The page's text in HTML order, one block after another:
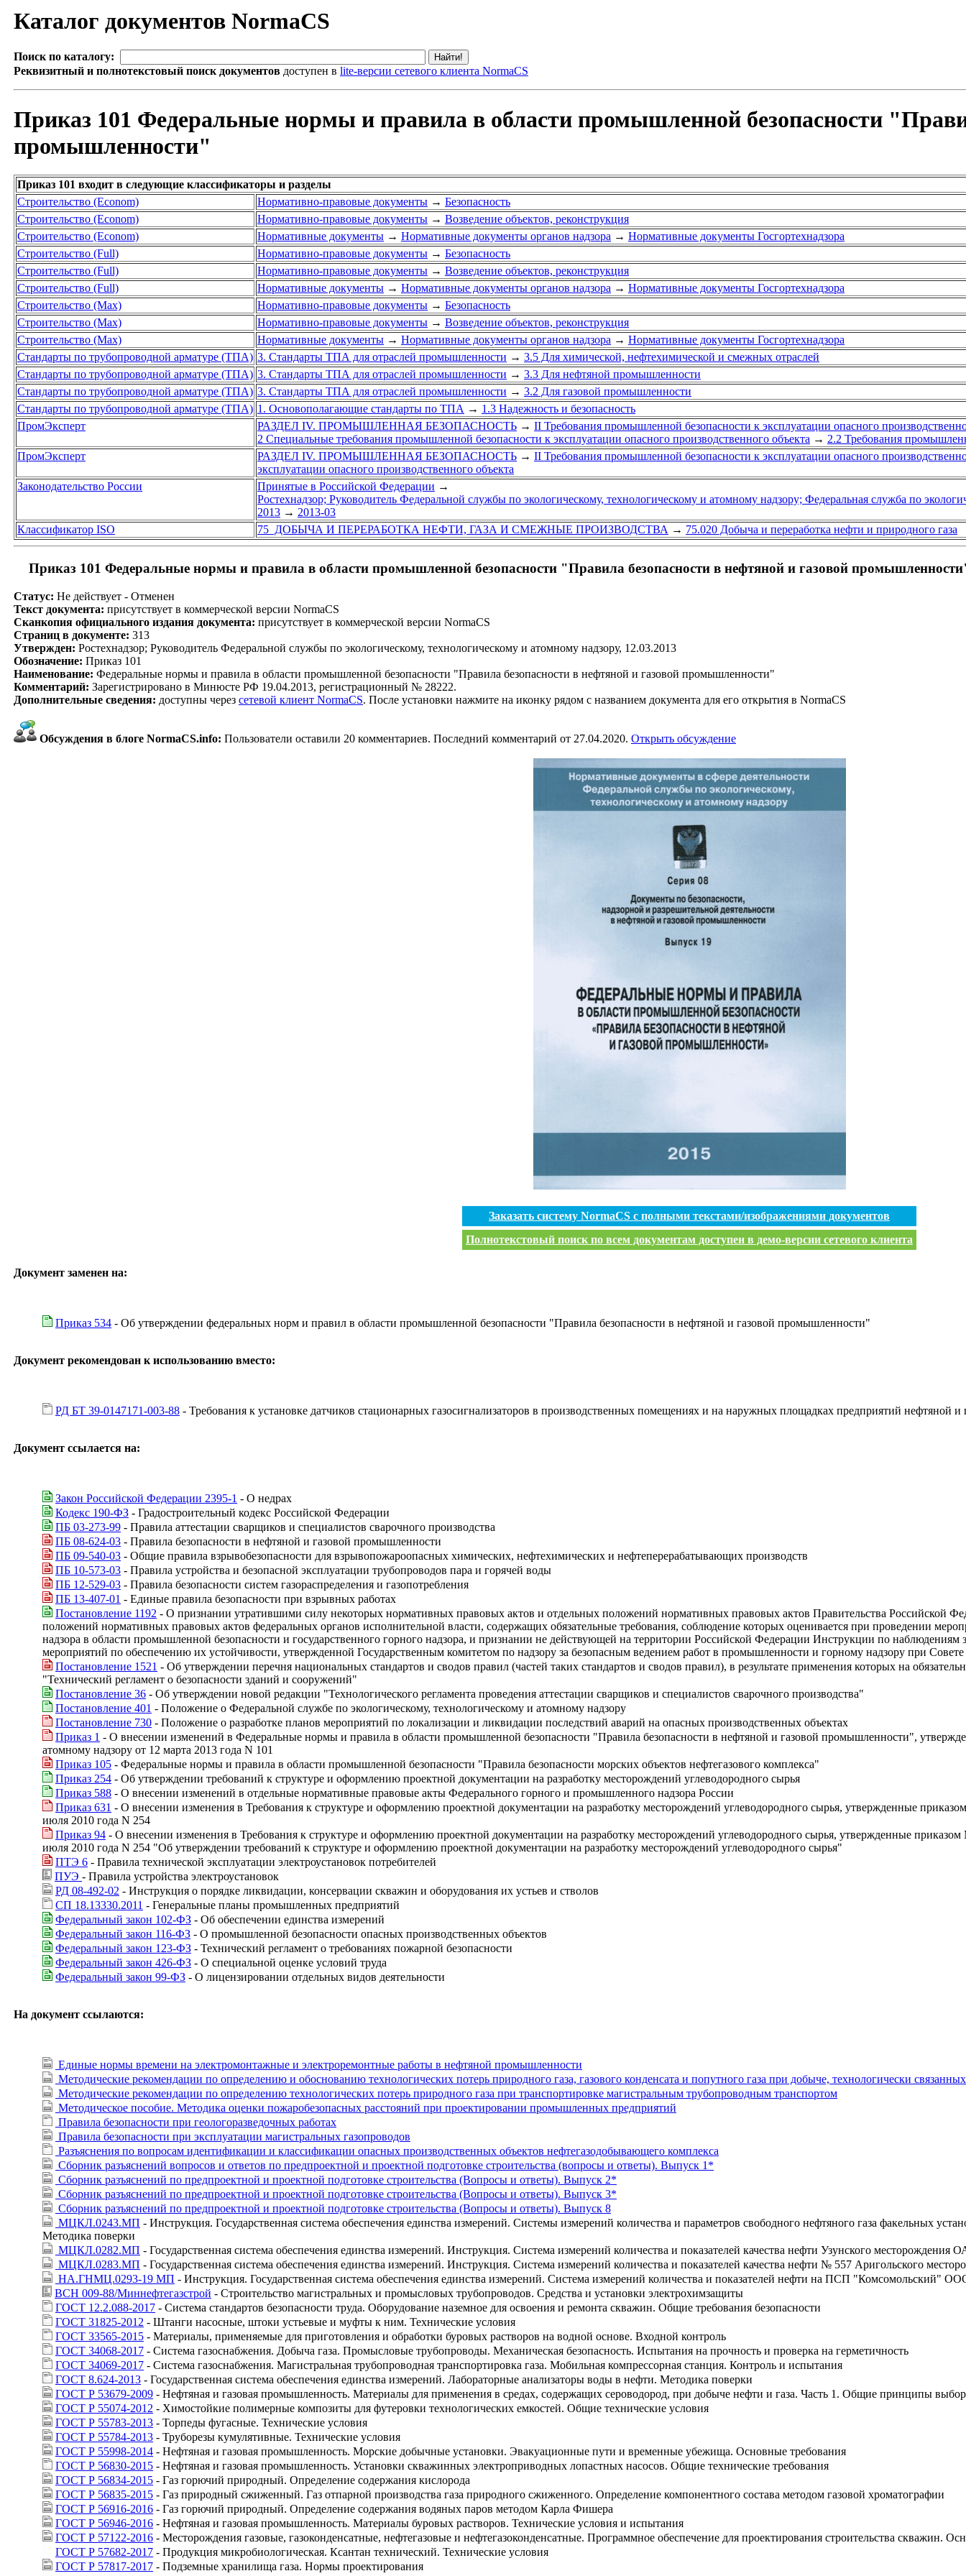
Каталог документов NormaCS
Поиск по каталогу:
Реквизитный и полнотекстовый поиск документов доступен в lite-версии сетевого клиента NormaCS
Приказ 101 Федеральные нормы и правила в области промышленной безопасности
промышленности"
Приказ 101 входит в следующие классификаторы и разделы
Строительство (Econom)
Нормативно-правовые документы → Безопасность
Строительство (Econom)
Нормативно-правовые документы → Возведение объектов, реконструкция
Строительство (Econom)
Нормативные документы → Нормативные документы органов надзора → Нормативные документы Госгортехнадзора
Строительство (Full)
Нормативно-правовые документы → Безопасность
Строительство (Full)
Нормативно-правовые документы → Возведение объектов, реконструкция
Строительство (Full)
Нормативные документы → Нормативные документы органов надзора → Нормативные документы Госгортехнадзора
Строительство (Max)
Нормативно-правовые документы → Безопасность
Строительство (Max)
Нормативно-правовые документы → Возведение объектов, реконструкция
Строительство (Max)
Нормативные документы → Нормативные документы органов надзора → Нормативные документы Госгортехнадзора
Стандарты по трубопроводной арматуре (ТПА) 3. Стандарты ТПА для отраслей промышленности → 3.5 Для химической, нефтехимической и смежных отраслей
Стандарты по трубопроводной арматуре (ТПА) 3. Стандарты ТПА для отраслей промышленности → 3.3 Для нефтяной промышленности
Стандарты по трубопроводной арматуре (ТПА) 3. Стандарты ТПА для отраслей промышленности → 3.2 Для газовой промышленности
Стандарты по трубопроводной арматуре (ТПА) 1. Основополагающие стандарты по ТПА → 1.3 Надежность и безопасность
ПромЭксперт
РАЗДЕЛ IV. ПРОМЫШЛЕННАЯ БЕЗОПАСНОСТЬ → II Требования промышленной безопасности к эксплуатации опасного
2 Специальные требования промышленной безопасности к эксплуатации опасного производственного объекта → 2.2 Требования
ПромЭксперт
РАЗДЕЛ IV. ПРОМЫШЛЕННАЯ БЕЗОПАСНОСТЬ → II Требования промышленной безопасности к эксплуатации опасного
эксплуатации опасного производственного объекта
Законодательство России
Принятые в Российской Федерации →
Ростехнадзор; Руководитель Федеральной службы по экологическому, технологическому и атомному надзору; Федеральная служба по
2013 → 2013-03
Классификатор ISO
75 ДОБЫЧА И ПЕРЕРАБОТКА НЕФТИ, ГАЗА И СМЕЖНЫЕ ПРОИЗВОДСТВА → 75.020 Добыча и переработка нефти и природного газа
Приказ 101 Федеральные нормы и правила в области промышленной безопасности "Правила безопасности в нефтяной и газовой
Статус: Не действует - Отменен
Текст документа: присутствует в коммерческой версии NormaCS
Сканкопия официального издания документа: присутствует в коммерческой версии NormaCS
Страниц в документе: 313
Утвержден: Ростехнадзор; Руководитель Федеральной службы по экологическому, технологическому и атомному надзору, 12.03.2013
Обозначение: Приказ 101
Наименование: Федеральные нормы и правила в области промышленной безопасности "Правила безопасности в нефтяной и газовой промышленности"
Комментарий: Зарегистрировано в Минюсте РФ 19.04.2013, регистрационный № 28222.
Дополнительные сведения: доступны через сетевой клиент NormaCS. После установки нажмите на иконку рядом с названием документа для его открытия в NormaCS
Обсуждения в блоге NormaCS.info: Пользователи оставили 20 комментариев. Последний комментарий от 27.04.2020. Открыть обсуждение
Заказать систему NormaCS с полными текстами/изображениями документов
Полнотекстовый поиск по всем документам доступен в демо-версии сетевого клиента
Документ заменен на:
Приказ 534 - Об утверждении федеральных норм и правил в области промышленной безопасности "Правила безопасности в нефтяной и газовой промышленности"
Документ рекомендован к использованию вместо:
РД БТ 39-0147171-003-88 - Требования к установке датчиков стационарных газосигнализаторов в производственных помещениях и на наружных площадках предприятий нефтяной
Документ ссылается на:
Закон Российской Федерации 2395-1 - О недрах
Кодекс 190-ФЗ - Градостроительный кодекс Российской Федерации
ПБ 03-273-99 - Правила аттестации сварщиков и специалистов сварочного производства
ПБ 08-624-03 - Правила безопасности в нефтяной и газовой промышленности
ПБ 09-540-03 - Общие правила взрывобезопасности для взрывопожароопасных химических, нефтехимических и нефтеперерабатывающих производств
ПБ 10-573-03 - Правила устройства и безопасной эксплуатации трубопроводов пара и горячей воды
ПБ 12-529-03 - Правила безопасности систем газораспределения и газопотребления
ПБ 13-407-01 - Единые правила безопасности при взрывных работах
Постановление 1192 - О признании утратившими силу некоторых нормативных правовых актов и отдельных положений нормативных правовых актов Правительства Российской
положений нормативных правовых актов федеральных органов исполнительной власти, содержащих обязательные требования, соблюдение которых оценивается при проведении
надзора в области промышленной безопасности и государственного горного надзора, и признании не действующей на территории Российской Федерации Инструкции по наблюдениям
мероприятий по обеспечению их устойчивости, утвержденной Государственным комитетом по надзору за безопасным ведением работ в промышленности и горному надзору при
Постановление 1521 - Об утверждении перечня национальных стандартов и сводов правил (частей таких стандартов и сводов правил), в результате применения которых на
"Технический регламент о безопасности зданий и сооружений"
Постановление 36 - Об утверждении новой редакции "Технологического регламента проведения аттестации сварщиков и специалистов сварочного производства"
Постановление 401 - Положение о Федеральной службе по экологическому, технологическому и атомному надзору
Постановление 730 - Положение о разработке планов мероприятий по локализации и ликвидации последствий аварий на опасных производственных объектах
Приказ 1 - О внесении изменений в Федеральные нормы и правила в области промышленной безопасности "Правила безопасности в нефтяной и газовой промышленности",
атомному надзору от 12 марта 2013 года N 101
Приказ 105 - Федеральные нормы и правила в области промышленной безопасности "Правила безопасности морских объектов нефтегазового комплекса"
Приказ 254 - Об утверждении требований к структуре и оформлению проектной документации на разработку месторождений углеводородного сырья
Приказ 588 - О внесении изменений в отдельные нормативные правовые акты Федерального горного и промышленного надзора России
Приказ 631 - О внесении изменения в Требования к структуре и оформлению проектной документации на разработку месторождений углеводородного сырья, утвержденные
июля 2010 года N 254
Приказ 94 - О внесении изменения в Требования к структуре и оформлению проектной документации на разработку месторождений углеводородного сырья, утвержденные
июля 2010 года N 254 "Об утверждении требований к структуре и оформлению проектной документации на разработку месторождений углеводородного сырья"
ПТЭ 6 - Правила технической эксплуатации электроустановок потребителей
ПУЭ - Правила устройства электроустановок
РД 08-492-02 - Инструкция о порядке ликвидации, консервации скважин и оборудования их устьев и стволов
СП 18.13330.2011 - Генеральные планы промышленных предприятий
Федеральный закон 102-ФЗ - Об обеспечении единства измерений
Федеральный закон 116-ФЗ - О промышленной безопасности опасных производственных объектов
Федеральный закон 123-ФЗ - Технический регламент о требованиях пожарной безопасности
Федеральный закон 426-ФЗ - О специальной оценке условий труда
Федеральный закон 99-ФЗ - О лицензировании отдельных видов деятельности
На документ ссылаются:
Единые нормы времени на электромонтажные и электроремонтные работы в нефтяной промышленности
Методические рекомендации по определению и обоснованию технологических потерь природного газа, газового конденсата и попутного газа при добыче, технологически
Методические рекомендации по определению технологических потерь природного газа при транспортировке магистральным трубопроводным транспортом
Методическое пособие. Методика оценки пожаробезопасных расстояний при проектировании промышленных предприятий
Правила безопасности при геологоразведочных работах
Правила безопасности при эксплуатации магистральных газопроводов
Разъяснения по вопросам идентификации и классификации опасных производственных объектов нефтегазодобывающего комплекса
Сборник разъяснений вопросов и ответов по предпроектной и проектной подготовке строительства (вопросы и ответы). Выпуск 1*
Сборник разъяснений по предпроектной и проектной подготовке строительства (Вопросы и ответы). Выпуск 2*
Сборник разъяснений по предпроектной и проектной подготовке строительства (Вопросы и ответы). Выпуск 3*
Сборник разъяснений по предпроектной и проектной подготовке строительства (Вопросы и ответы). Выпуск 8
МЦКЛ.0243.МП - Инструкция. Государственная система обеспечения единства измерений. Системы измерений количества и параметров свободного нефтяного газа факельных
Методика поверки
МЦКЛ.0282.МП - Государственная система обеспечения единства измерений. Инструкция. Система измерений количества и показателей качества нефти Узунского
МЦКЛ.0283.МП - Государственная система обеспечения единства измерений. Инструкция. Система измерений количества и показателей качества нефти № 557 Аригольского
НА.ГНМЦ.0293-19 МП - Инструкция. Государственная система обеспечения единства измерений. Система измерений количества и показателей нефти на ПСП "Комсомольский"
ВСН 009-88/Миннефтегазстрой - Строительство магистральных и промысловых трубопроводов. Средства и установки электрохимзащиты
ГОСТ 12.2.088-2017 - Система стандартов безопасности труда. Оборудование наземное для освоения и ремонта скважин. Общие требования безопасности
ГОСТ 31825-2012 - Штанги насосные, штоки устьевые и муфты к ним. Технические условия
ГОСТ 33565-2015 - Материалы, применяемые для приготовления и обработки буровых растворов на водной основе. Входной контроль
ГОСТ 34068-2017 - Система газоснабжения. Добыча газа. Промысловые трубопроводы. Механическая безопасность. Испытания на прочность и проверка на герметичность
ГОСТ 34069-2017 - Система газоснабжения. Магистральная трубопроводная транспортировка газа. Мобильная компрессорная станция. Контроль и испытания
ГОСТ 8.624-2013 - Государственная система обеспечения единства измерений. Лабораторные анализаторы воды в нефти. Методика поверки
ГОСТ Р 53679-2009 - Нефтяная и газовая промышленность. Материалы для применения в средах, содержащих сероводород, при добыче нефти и газа. Часть 1. Общие принципы
ГОСТ Р 55074-2012 - Химостойкие полимерные композиты для футеровки технологических емкостей. Общие технические условия
ГОСТ Р 55783-2013 - Торпеды фугасные. Технические условия
ГОСТ Р 55784-2013 - Труборезы кумулятивные. Технические условия
ГОСТ Р 55998-2014 - Нефтяная и газовая промышленность. Морские добычные установки. Эвакуационные пути и временные убежища. Основные требования
ГОСТ Р 56830-2015 - Нефтяная и газовая промышленность. Установки скважинных электроприводных лопастных насосов. Общие технические требования
ГОСТ Р 56834-2015 - Газ горючий природный. Определение содержания кислорода
ГОСТ Р 56835-2015 - Газ природный сжиженный. Газ отпарной производства газа природного сжиженного. Определение компонентного состава методом газовой хроматографии
ГОСТ Р 56916-2016 - Газ горючий природный. Определение содержания водяных паров методом Карла Фишера
ГОСТ Р 56946-2016 - Нефтяная и газовая промышленность. Материалы буровых растворов. Технические условия и испытания
ГОСТ Р 57122-2016 - Месторождения газовые, газоконденсатные, нефтегазовые и нефтегазоконденсатные. Программное обеспечение для проектирования строительства скважин.
ГОСТ Р 57682-2017 - Продукция микробиологическая. Ксантан технический. Технические условия
ГОСТ Р 57817-2017 - Подземные хранилища газа. Нормы проектирования